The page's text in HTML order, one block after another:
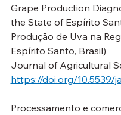
Grape Production
the State of Espírito
Produção de Uva na
Espírito Santo, Brasil)
Journal of Agricultural
https://doi.org/10.5539/
Processamento e